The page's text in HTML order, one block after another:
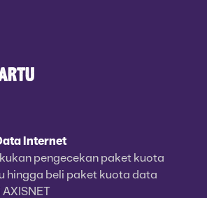
Internet
pengecekan paket kuota
hingga beli paket kuota data